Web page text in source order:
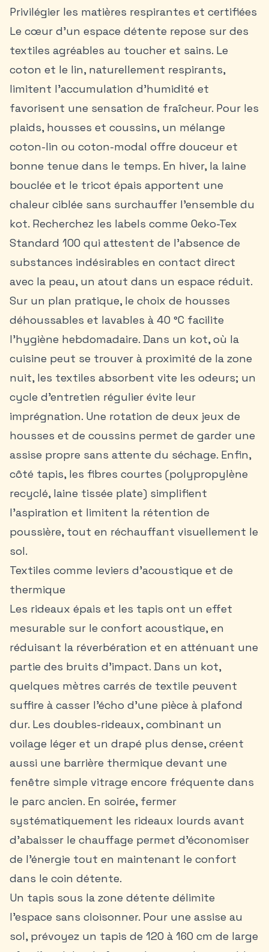
Privilégier les matières respirantes et certifiées
Le cœur d’un espace détente repose sur des
textiles agréables au toucher et sains. Le
coton et le lin, naturellement respirants,
limitent l’accumulation d’humidité et
favorisent une sensation de fraîcheur. Pour les
plaids, housses et coussins, un mélange
coton-lin ou coton-modal offre douceur et
bonne tenue dans le temps. En hiver, la laine
bouclée et le tricot épais apportent une
chaleur ciblée sans surchauffer l’ensemble du
kot. Recherchez les labels comme Oeko-Tex
Standard 100 qui attestent de l’absence de
substances indésirables en contact direct
avec la peau, un atout dans un espace réduit.
Sur un plan pratique, le choix de housses
déhoussables et lavables à 40 °C facilite
l’hygiène hebdomadaire. Dans un kot, où la
cuisine peut se trouver à proximité de la zone
nuit, les textiles absorbent vite les odeurs; un
cycle d’entretien régulier évite leur
imprégnation. Une rotation de deux jeux de
housses et de coussins permet de garder une
assise propre sans attente du séchage. Enfin,
côté tapis, les fibres courtes (polypropylène
recyclé, laine tissée plate) simplifient
l’aspiration et limitent la rétention de
poussière, tout en réchauffant visuellement le
sol.
Textiles comme leviers d’acoustique et de
thermique
Les rideaux épais et les tapis ont un effet
mesurable sur le confort acoustique, en
réduisant la réverbération et en atténuant une
partie des bruits d’impact. Dans un kot,
quelques mètres carrés de textile peuvent
suffire à casser l’écho d’une pièce à plafond
dur. Les doubles-rideaux, combinant un
voilage léger et un drapé plus dense, créent
aussi une barrière thermique devant une
fenêtre simple vitrage encore fréquente dans
le parc ancien. En soirée, fermer
systématiquement les rideaux lourds avant
d’abaisser le chauffage permet d’économiser
de l’énergie tout en maintenant le confort
dans le coin détente.
Un tapis sous la zone détente délimite
l’espace sans cloisonner. Pour une assise au
sol, prévoyez un tapis de 120 à 160 cm de large